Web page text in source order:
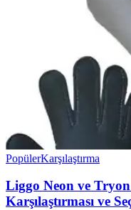
PopülerKarşılaştırma
Liggo Neon ve
Karşılaştırması ve